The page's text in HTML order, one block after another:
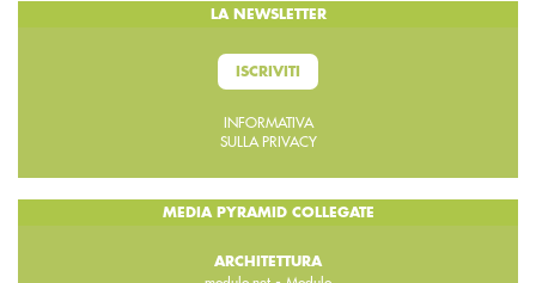
LA NEWSLETTER
ISCRIVITI
INFORMATIVA
SULLA PRIVACY
MEDIA PYRAMID COLLEGATE
ARCHITETTURA